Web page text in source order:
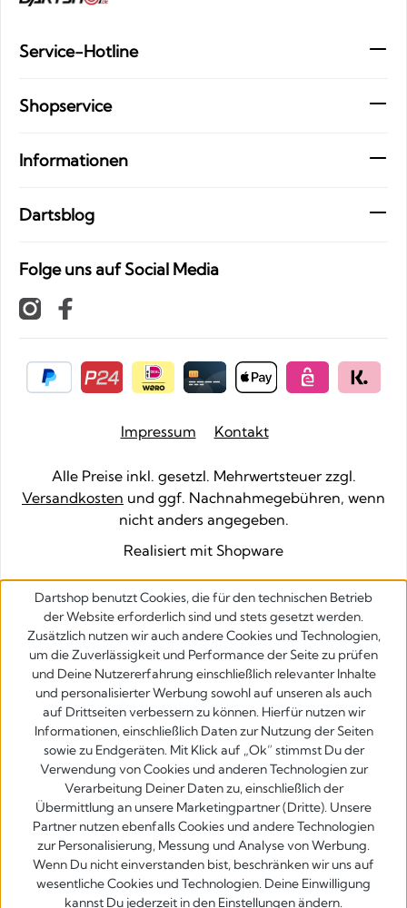
Service-Hotline
Shopservice
Informationen
Dartsblog
Folge uns auf Social Media
Impressum Kontakt
Alle Preise inkl. gesetzl. Mehrwertsteuer zzgl.
Versandkosten und ggf. Nachnahmegebühren, wenn
nicht anders angegeben.
Realisiert mit Shopware
Dartshop benutzt Cookies, die für den technischen Betrieb
der Website erforderlich sind und stets gesetzt werden.
Zusätzlich nutzen wir auch andere Cookies und Technologien,
um die Zuverlässigkeit und Performance der Seite zu prüfen
und Deine Nutzererfahrung einschließlich relevanter Inhalte
und personalisierter Werbung sowohl auf unseren als auch
auf Drittseiten verbessern zu können. Hierfür nutzen wir
Informationen, einschließlich Daten zur Nutzung der Seiten
sowie zu Endgeräten. Mit Klick auf „Ok” stimmst Du der
Verwendung von Cookies und anderen Technologien zur
Verarbeitung Deiner Daten zu, einschließlich der
Übermittlung an unsere Marketingpartner (Dritte). Unsere
Partner nutzen ebenfalls Cookies und andere Technologien
zur Personalisierung, Messung und Analyse von Werbung.
Wenn Du nicht einverstanden bist, beschränken wir uns auf
wesentliche Cookies und Technologien. Deine Einwilligung
kannst Du jederzeit in den Einstellungen ändern.